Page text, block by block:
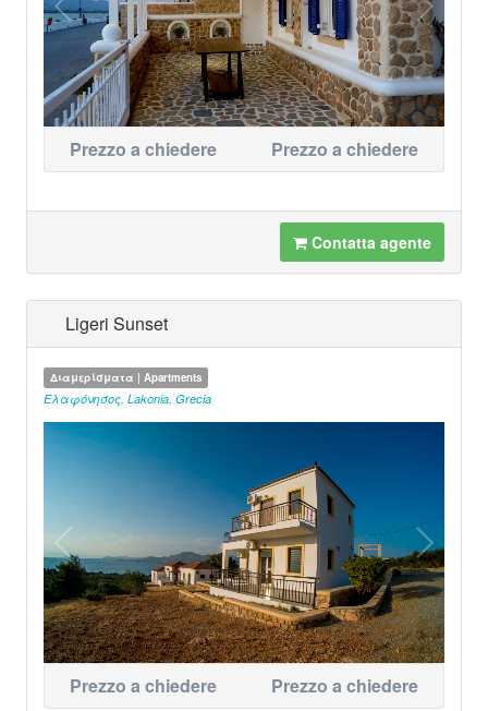
Prezzo a chiedere Prezzo a chiedere
Contatta agente
Ligeri Sunset
Διαμερίσματα | Apartments
Ελαφόνησος, Lakonia, Grecia
Prezzo a chiedere Prezzo a chiedere